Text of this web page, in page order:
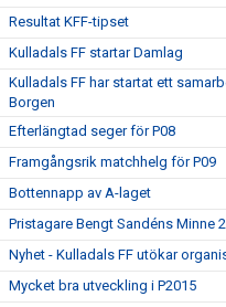
Resultat KFF-tipset
Kulladals FF startar Damlag
Kulladals FF har startat ett
Borgen
Efterlängtad seger för P08
Framgångsrik matchhelg för P09
Bottennapp av A-laget
Pristagare Bengt Sandéns Minne
Nyhet - Kulladals FF utökar
Mycket bra utveckling i P2015